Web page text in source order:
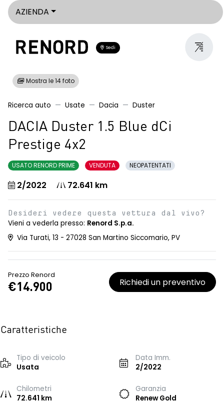
AZIENDA
Sedi
Mostra le 14 foto
Ricerca auto Usate Dacia Duster
DACIA Duster 1.5 Blue dCi
Prestige 4x2
USATO RENORD PRIME VENDUTA NEOPATENTATI
2/2022 72.641 km
Desideri vedere questa vettura dal vivo?
Vieni a vederla presso: Renord S.p.a.
Via Turati, 13 - 27028 San Martino Siccomario, PV
Prezzo Renord
€14.900 Richiedi un preventivo
Caratteristiche
Tipo di veicolo
Usata
Data Imm.
2/2022
Chilometri
72.641 km
Garanzia
Renew Gold